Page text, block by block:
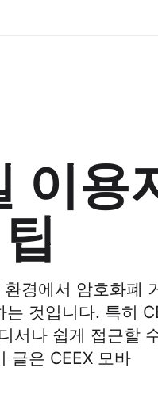
이용
경에서 암호화폐
것입니다. 특히
서나 쉽게 접근할
글은 CEEX 모바